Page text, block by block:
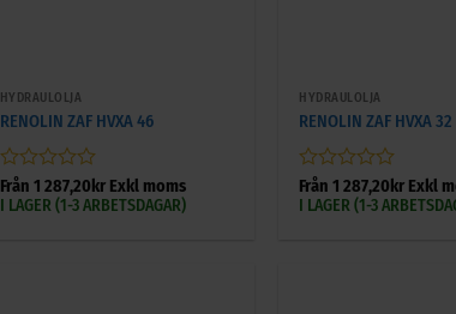
HYDRAULOLJA
RENOLIN ZAF HVXA 46
Betygsatt
0
Från 1 287,20 krExkl moms
I LAGER (1-3 ARBETSDAGAR)
HYDRAULOLJA
RENOLIN ZAF HVXA 32
Betygsatt
0
Från1 287,20 kr Exkl
I LAGER (1-3